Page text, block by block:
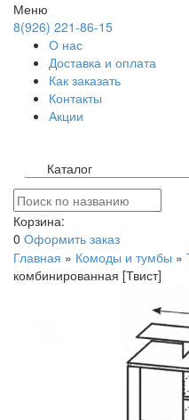
Меню
8(926) 221-86-15
О нас
Доставка и оплата
Как заказать
Контакты
Акции
Каталог
Корзина:
0 Оформить заказ
Главная » Комоды и тумбы »
комбинированная [Твист]